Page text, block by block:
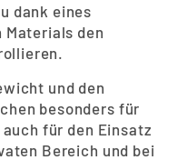
dank eines
den
und den
besonders für
für den Einsatz
Bereich und bei